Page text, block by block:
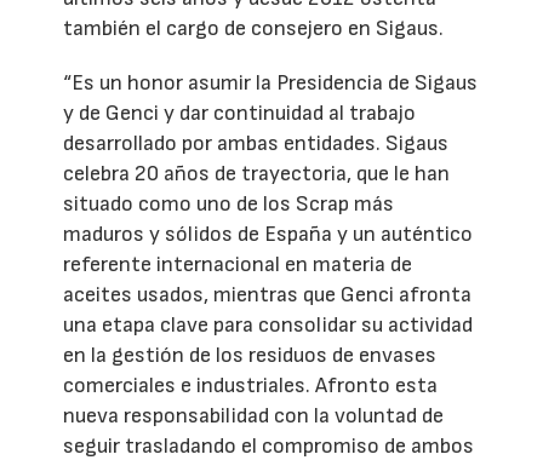
también el cargo de consejero en Sigaus.
“Es un honor asumir la Presidencia de Sigaus
y de Genci y dar continuidad al trabajo
desarrollado por ambas entidades. Sigaus
celebra 20 años de trayectoria, que le han
situado como uno de los Scrap más
maduros y sólidos de España y un auténtico
referente internacional en materia de
aceites usados, mientras que Genci afronta
una etapa clave para consolidar su actividad
en la gestión de los residuos de envases
comerciales e industriales. Afronto esta
nueva responsabilidad con la voluntad de
seguir trasladando el compromiso de ambos